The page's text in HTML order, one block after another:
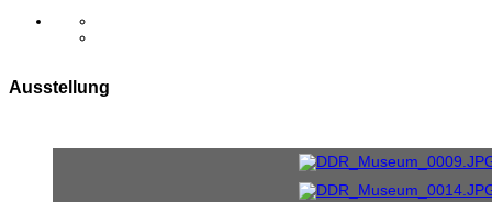
Ausstellung